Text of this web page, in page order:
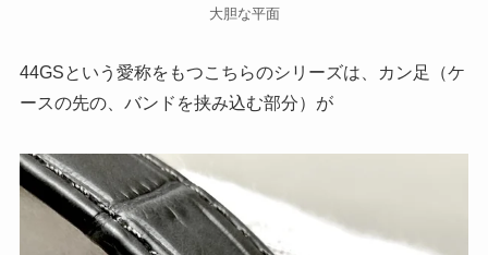
大胆な平面
44GSという愛称をもつこちらのシリーズは、カン足（ケ
ースの先の、バンドを挟み込む部分）が